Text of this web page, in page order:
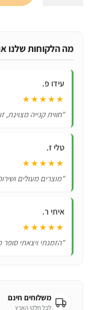
קשיח
לSamsung
Galaxy
מה הלקוחות שלנו
עידו פ.
★★★★★
"חווית קנייה
טלי ז.
★★★★★
"מוצרים מעולים
איתי ר.
★★★★★
"הזמנתי ויצאתי סופר
משלוחים חינם
לכל חלקי הארץ